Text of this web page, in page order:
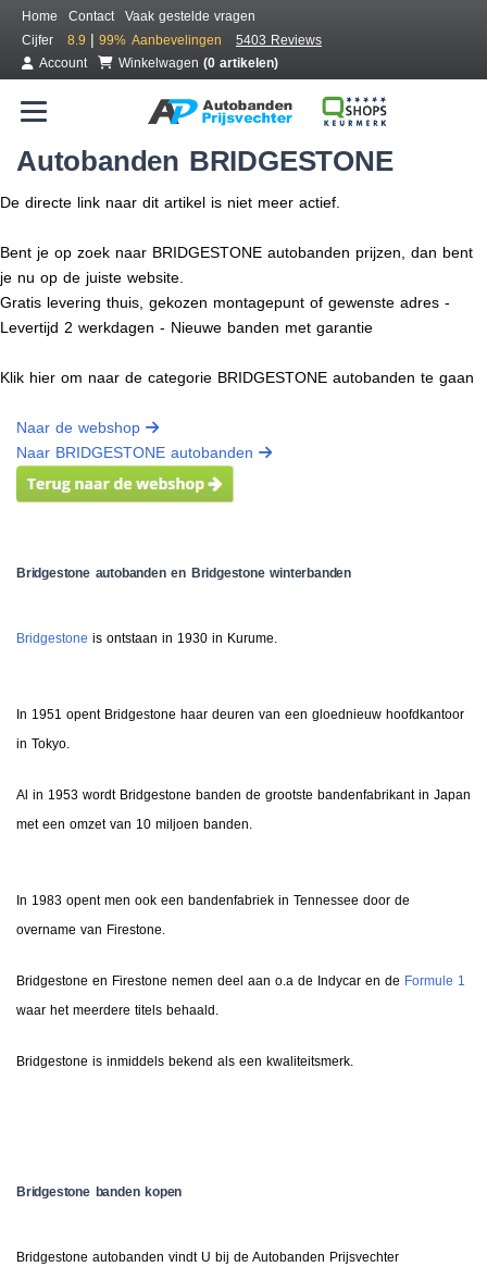
Home Contact
Vaak gestelde vragen
Cijfer
8.9 | 99% Aanbevelingen
5403 Reviews
Account
Winkelwagen (0 artikelen)
Autobanden BRIDGESTONE
De directe link naar dit artikel is niet meer actief.
Bent je op zoek naar BRIDGESTONE autobanden prijzen, dan bent
je nu op de juiste website.
Gratis levering thuis, gekozen montagepunt of gewenste adres -
Levertijd 2 werkdagen - Nieuwe banden met garantie
Klik hier om naar de categorie BRIDGESTONE autobanden te gaan
Naar de webshop
Naar BRIDGESTONE autobanden
Bridgestone autobanden en Bridgestone winterbanden
Bridgestone is ontstaan in 1930 in Kurume.
In 1951 opent Bridgestone haar deuren van een gloednieuw hoofdkantoor
in Tokyo.
Al in 1953 wordt Bridgestone banden de grootste bandenfabrikant in Japan
met een omzet van 10 miljoen banden.
In 1983 opent men ook een bandenfabriek in Tennessee door de
overname van Firestone.
Bridgestone en Firestone nemen deel aan o.a de Indycar en de Formule 1
waar het meerdere titels behaald.
Bridgestone is inmiddels bekend als een kwaliteitsmerk.
Bridgestone banden kopen
Bridgestone autobanden vindt U bij de Autobanden Prijsvechter